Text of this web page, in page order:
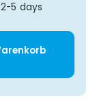
5 days
the